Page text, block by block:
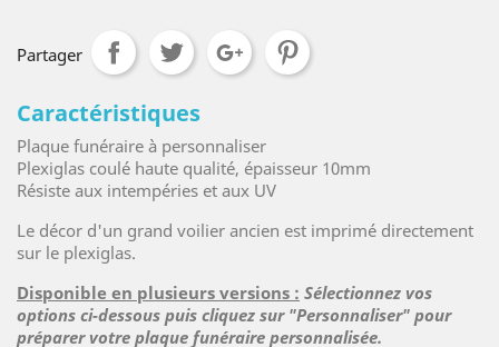
Partager
Caractéristiques
Plaque funéraire à personnaliser
Plexiglas coulé haute qualité, épaisseur 10mm
Résiste aux intempéries et aux UV
Le décor d'un grand voilier ancien est imprimé directement
sur le plexiglas.
Disponible en plusieurs versions : Sélectionnez vos
options ci-dessous puis cliquez sur "Personnaliser" pour
préparer votre plaque funéraire personnalisée.